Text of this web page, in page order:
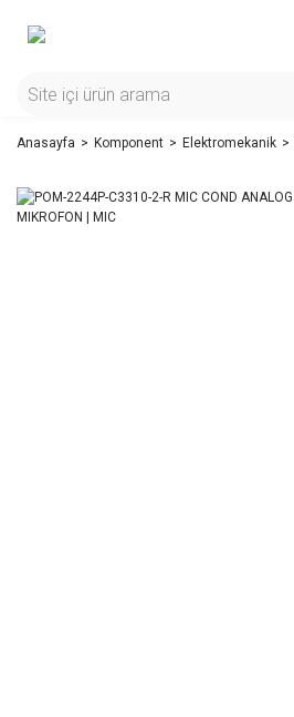
Anasayfa Komponent Elektromekanik